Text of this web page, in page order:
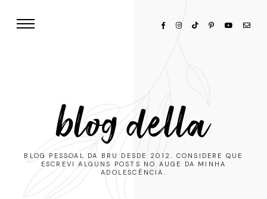
blog della
BLOG PESSOAL DA BRU DESDE 2012. CONSIDERE QUE
ESCREVI ALGUNS POSTS NO AUGE DA MINHA
ADOLESCÊNCIA.